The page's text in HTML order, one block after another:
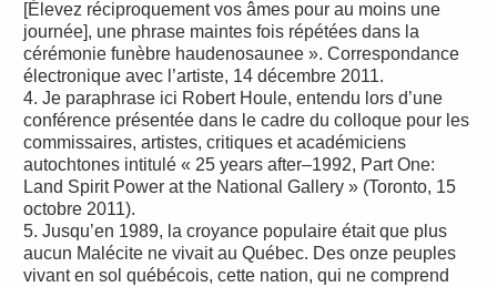
[Élevez réciproquement vos âmes pour au moins une
journée], une phrase maintes fois répétées dans la
cérémonie funèbre haudenosaunee ». Correspondance
électronique avec l’artiste, 14 décembre 2011.
4. Je paraphrase ici Robert Houle, entendu lors d’une
conférence présentée dans le cadre du colloque pour les
commissaires, artistes, critiques et académiciens
autochtones intitulé « 25 years after–1992, Part One:
Land Spirit Power at the National Gallery » (Toronto, 15
octobre 2011).
5. Jusqu’en 1989, la croyance populaire était que plus
aucun Malécite ne vivait au Québec. Des onze peuples
vivant en sol québécois, cette nation, qui ne comprend